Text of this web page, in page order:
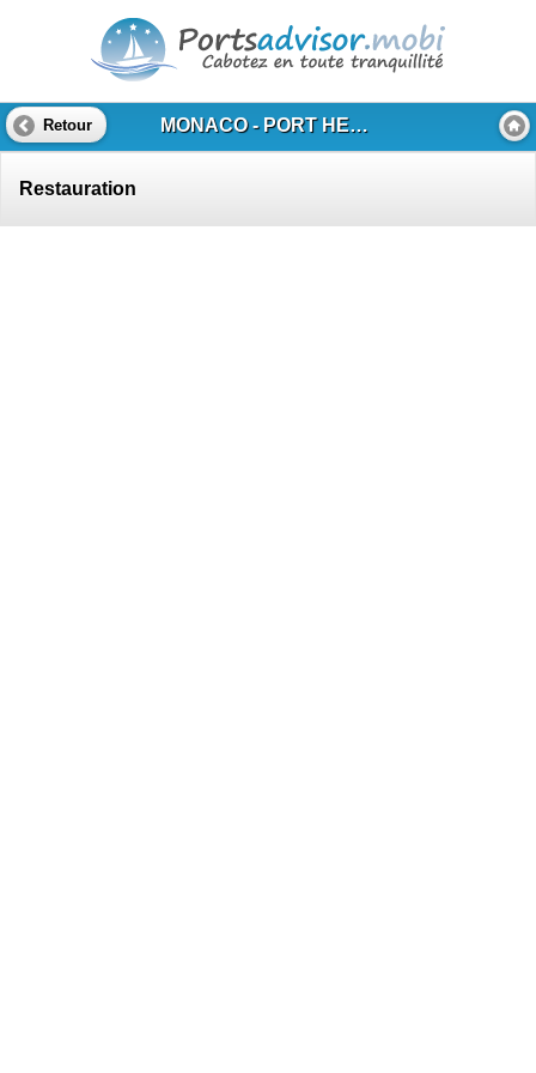
Retour MONACO - PORT HERCULE
Restauration